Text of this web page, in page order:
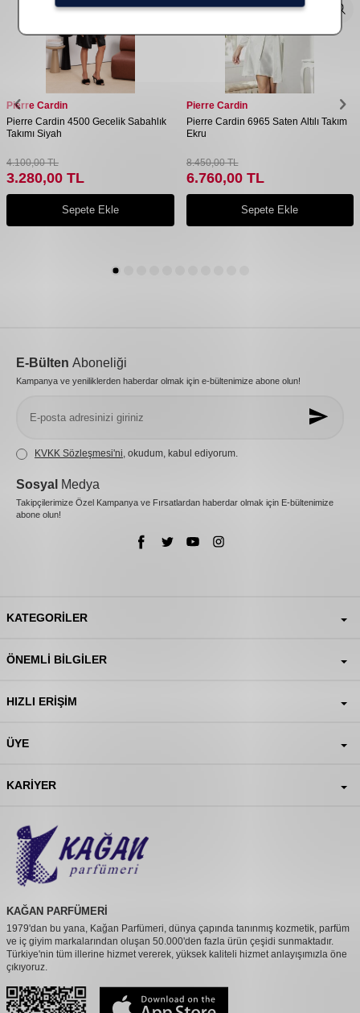
Pierre Cardin
Pierre Cardin 4500 Gecelik Sabahlık
Takımı Siyah
4.100,00TL
3.280,00 TL
Sepete Ekle
Pierre Cardin
Pierre Cardin 6965 Saten Altılı Takım
Ekru
8.450,00TL
6.760,00TL
Sepete Ekle
E-Bülten Aboneliği
Kampanya ve yeniliklerden haberdar olmak için e-bültenimize abone olun!
KVKK Sözleşmesi'ni , okudum, kabul ediyorum.
Sosyal Medya
Takipçilerimize Özel Kampanya ve Fırsatlardan haberdar olmak için E-bültenimize
abone olun!
KATEGORILER
ÖNEMLI BILGILER
HIZLI ERIŞIM
ÜYE
KARIYER
KAĞAN PARFÜMERİ
1979'dan bu yana, Kağan Parfümeri, dünya çapında tanınmış kozmetik, parfüm
ve iç giyim markalarından oluşan 50.000'den fazla ürün çeşidi sunmaktadır.
Türkiye'nin tüm illerine hizmet vererek, yüksek kaliteli hizmet anlayışımızla öne
çıkıyoruz.